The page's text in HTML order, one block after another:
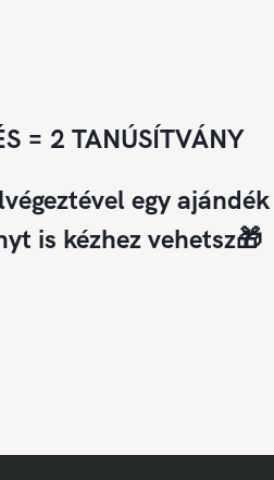
= 2 TANÚSÍTVÁNY
egy ajándék
is kézhez vehetsz🎁